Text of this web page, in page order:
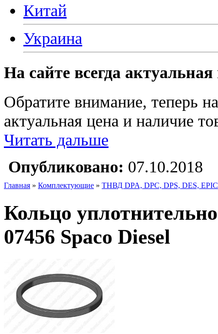
Китай
Украина
На сайте всегда
Обратите внимание, теперь
актуальная цена и наличие
Читать дальше
Опубликовано: 07.10.2018
Главная » Комплектующие » ТНВД DPA, DPC, DPS, DES, EPIC
Кольцо
07456 Spaco Diesel